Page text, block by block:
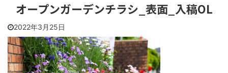
オープンガーデンチラシ_表面_入稿OL
2022年3月25日